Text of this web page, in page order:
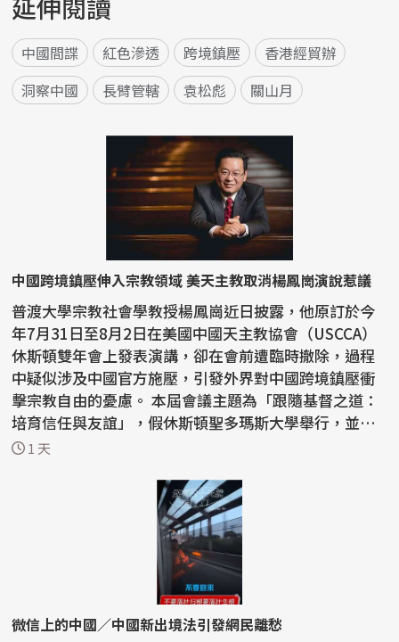
中國間諜 紅色滲透 跨境鎮壓
香港經貿辦
洞察中國
長臂管轄 袁松彪 關山月
中國跨境鎮壓伸入宗教領域 美天主教取消楊鳳崗演說惹議
普渡大學宗教社會學教授楊鳳崗近日披露，他原訂於今
年7月31日至8月2日在美國中國天主教協會（USCCA）
休斯頓雙年會上發表演講，卻在會前遭臨時撤除，過程
中疑似涉及中國官方施壓，引發外界對中國跨境鎮壓衝
擊宗教自由的憂慮。 本屆會議主題為「跟隨基督之道：
培育信任與友誼」，假休斯頓聖多瑪斯大學舉行，並獲
當地...
1 天
微信上的中國／中國新出境法引發網民離愁